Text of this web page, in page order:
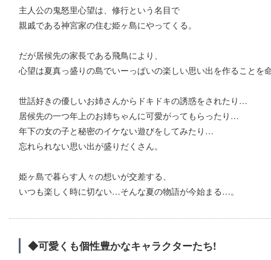
主人公の鬼怒里心望は、修行という名目で
親戚である神宮家の住む姫ヶ島にやってくる。
だが居候先の家長である飛鳥により、
心望は夏真っ盛りの島でいーっぱいの楽しい思い出を作ることを
世話好きの優しいお姉さんからドキドキの誘惑をされたり…
居候先の一つ年上のお姉ちゃんに可愛がってもらったり…
年下の女の子と秘密のイケない遊びをしてみたり…
忘れられない思い出が盛りだくさん。
姫ヶ島で暮らす人々の想いが交差する、
いつも楽しく時に切ない…そんな夏の物語が今始まる…。
◆可愛くも個性豊かなキャラクターたち!